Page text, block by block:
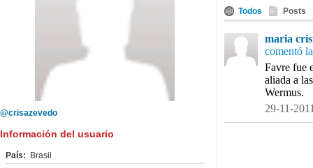
@crisazevedo
Información del usuario
País: Brasil
Todos Posts
maria
comentó
Favre fue
aliada a
Wermus.
29-11-